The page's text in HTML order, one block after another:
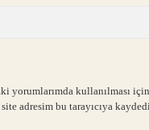
yorumlarımda kullanılması
adresim bu tarayıcıya